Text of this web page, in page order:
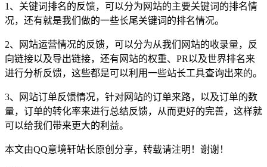
1、关键词排名的反馈，可以分为网站的主要关键词的排名情
况，还有就是我们做的一些长尾关键词的排名情况。
2、网站运营情况的反馈，可以分为从我们网站的收录量，反
向链接以及导出链接，还有网站的权重、PR以及世界排名来
进行分析反馈，这些都是可以利用一些站长工具查询出来的。
3、网站订单反馈情况，针对网站的订单来路，以及订单的数
量，订单的转化率来进行总结反馈，从而更好的完善，这样就
可以给我们带来更大的利益。
本文由QQ意境轩站长原创分享，转载请注明！谢谢！